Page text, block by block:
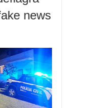
news